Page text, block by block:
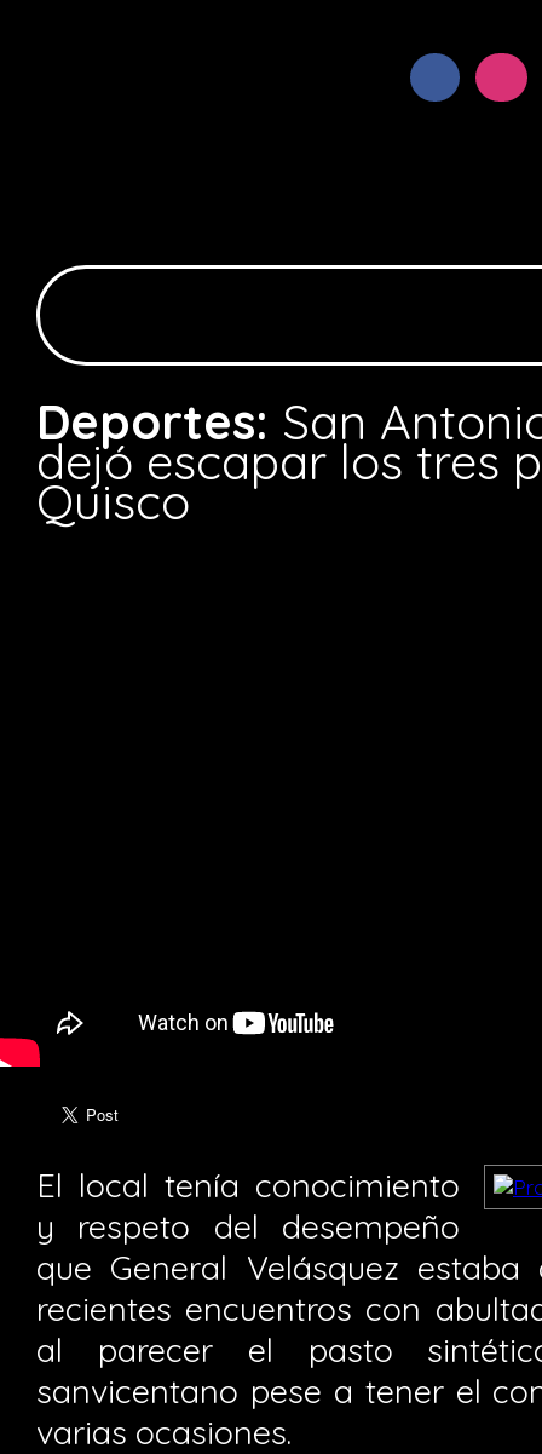
Deportes: San
dejó escapar los tres
Quisco
El local tenía conocimiento
y respeto del desempeño
que General Velásquez
recientes encuentros con
al parecer el pasto
sanvicentano pese a tener el
varias ocasiones.